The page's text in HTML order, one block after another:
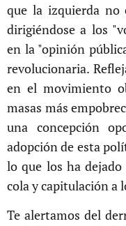
que la izquierda no
dirigiéndose a los
en la "opinión
revolucionaria.
en el movimiento
masas más
una concepción
adopción de esta
lo que los ha
cola y capitulación a
Te alertamos del